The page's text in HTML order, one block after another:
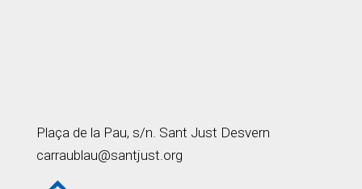
Plaça de la Pau, s/n. Sant Just Desvern
carraublau@santjust.org